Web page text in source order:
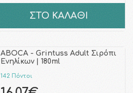
ΣΤΟ ΚΑΛΑΘΙ
ABOCA - Grintuss Adult Σιρόπι
Ενηλίκων | 180ml
142 Πόντοι